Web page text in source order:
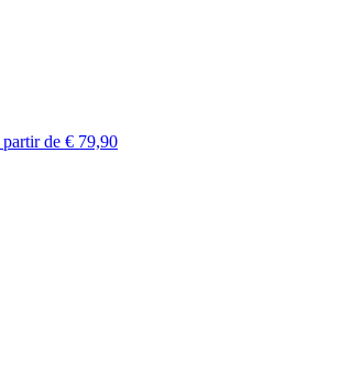
partir de € 79,90